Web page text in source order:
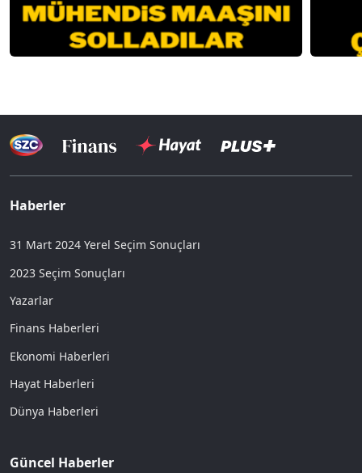
Haberler
31 Mart 2024 Yerel Seçim Sonuçları
2023 Seçim Sonuçları
Yazarlar
Finans Haberleri
Ekonomi Haberleri
Hayat Haberleri
Dünya Haberleri
Güncel Haberler